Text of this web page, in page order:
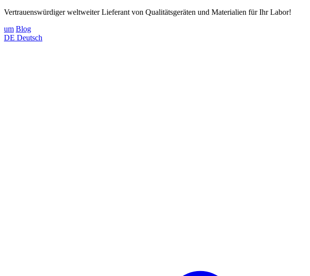
Vertrauenswürdiger weltweiter Lieferant von Qualitätsgeräten und Materialien für Ihr Labor!
um Blog
DE Deutsch